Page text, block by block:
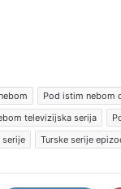
Pod istim nebom
televizijska serija
serije Turske serije